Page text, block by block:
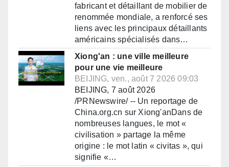
fabricant et détaillant de mobilier de
renommée mondiale, a renforcé ses
liens avec les principaux détaillants
américains spécialisés dans…
Xiong'an : une ville meilleure
pour une vie meilleure
BEIJING, ven., août 7 2026 09:03
BEIJING, 7 août 2026
/PRNewswire/ -- Un reportage de
China.org.cn sur Xiong'anDans de
nombreuses langues, le mot «
civilisation » partage la même
origine : le mot latin « civitas », qui
signifie «…